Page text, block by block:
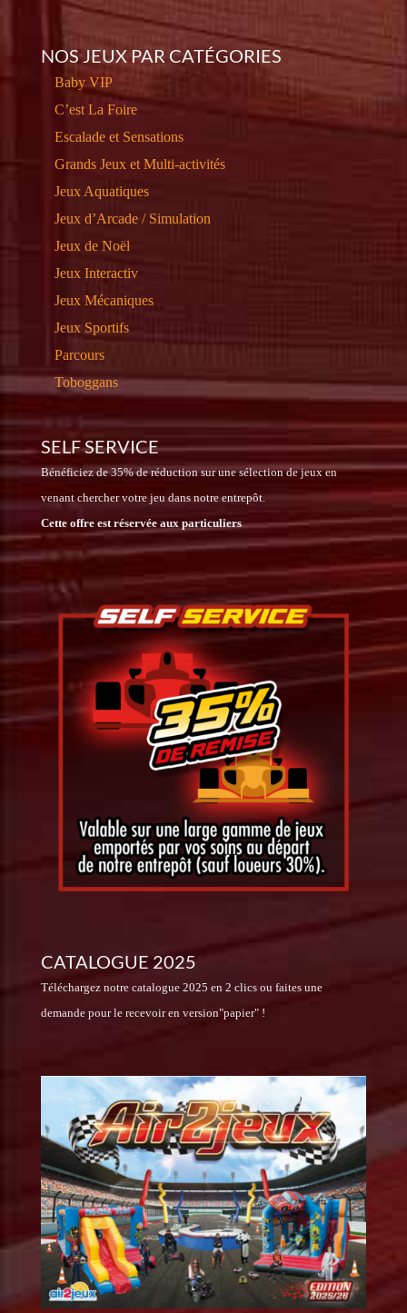
NOS JEUX PAR CATÉGORIES
Baby VIP
C’est La Foire
Escalade et Sensations
Grands Jeux et Multi-activités
Jeux Aquatiques
Jeux d’Arcade / Simulation
Jeux de Noël
Jeux Interactiv
Jeux Mécaniques
Jeux Sportifs
Parcours
Toboggans
SELF SERVICE
Bénéficiez de 35% de réduction sur une sélection de jeux en
venant chercher votre jeu dans notre entrepôt.
Cette offre est réservée aux particuliers
CATALOGUE 2025
Téléchargez notre catalogue 2025 en 2 clics ou faites une
demande pour le recevoir en version"papier" !